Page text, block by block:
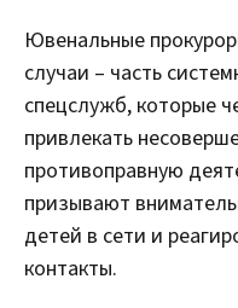
Ювенальные
случаи – часть
спецслужб, которые
привлекать
противоправную
призывают
детей в сети и
контакты.